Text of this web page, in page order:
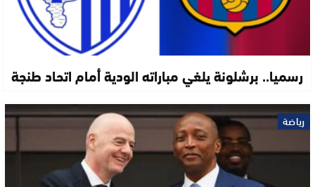
رسميا.. برشلونة يلغي مباراته الودية أمام اتحاد طنجة
رياضة